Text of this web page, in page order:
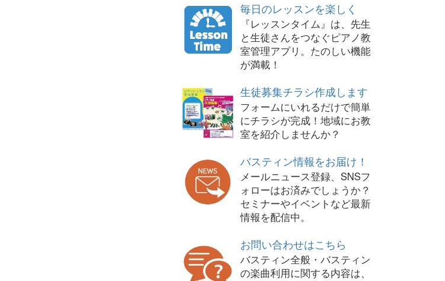
毎日のレッスンを楽しく
『レッスンタイム』は、先生
と生徒さんをつなぐピアノ教
室管理アプリ。たのしい機能
が満載！
生徒募集チラシ作成します
フォームにいれるだけで簡単
にチラシが完成！地域にお教
室を紹介しませんか？
バスティン情報をお届け！
メールニュース登録、SNSフ
ォローはお済みでしょうか？
セミナーやイベントなど最新
情報を配信中。
お問い合わせはこちら
バスティン全般・バスティン
の楽曲利用に関する内容は、